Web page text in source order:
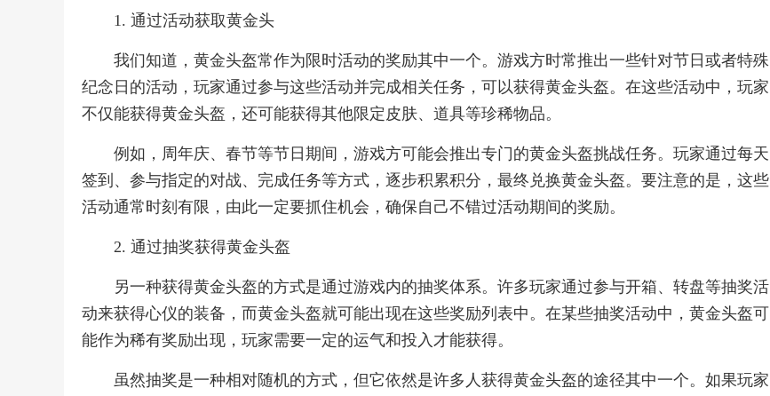
1. 通过活动获取黄金头
我们知道，黄金头盔常作为限时活动的奖励其中一个。游戏方时常推出一些针对节日或者特殊
纪念日的活动，玩家通过参与这些活动并完成相关任务，可以获得黄金头盔。在这些活动中，玩家
不仅能获得黄金头盔，还可能获得其他限定皮肤、道具等珍稀物品。
例如，周年庆、春节等节日期间，游戏方可能会推出专门的黄金头盔挑战任务。玩家通过每天
签到、参与指定的对战、完成任务等方式，逐步积累积分，最终兑换黄金头盔。要注意的是，这些
活动通常时刻有限，由此一定要抓住机会，确保自己不错过活动期间的奖励。
2. 通过抽奖获得黄金头盔
另一种获得黄金头盔的方式是通过游戏内的抽奖体系。许多玩家通过参与开箱、转盘等抽奖活
动来获得心仪的装备，而黄金头盔就可能出现在这些奖励列表中。在某些抽奖活动中，黄金头盔可
能作为稀有奖励出现，玩家需要一定的运气和投入才能获得。
虽然抽奖是一种相对随机的方式，但它依然是许多人获得黄金头盔的途径其中一个。如果玩家